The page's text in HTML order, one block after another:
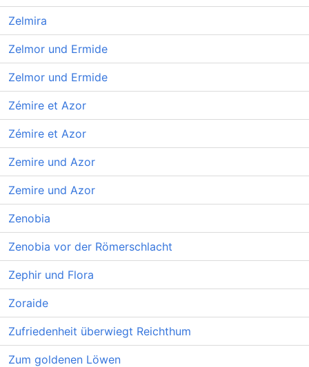
Zelmira
Zelmor und Ermide
Zelmor und Ermide
Zémire et Azor
Zémire et Azor
Zemire und Azor
Zemire und Azor
Zenobia
Zenobia vor der Römerschlacht
Zephir und Flora
Zoraide
Zufriedenheit überwiegt Reichthum
Zum goldenen Löwen